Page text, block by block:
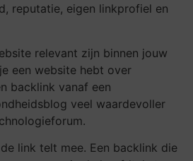
reputatie, eigen linkprofiel en
relevant zijn binnen jouw
een website hebt over
backlink vanaf een
veel waardevoller
link telt mee. Een backlink die